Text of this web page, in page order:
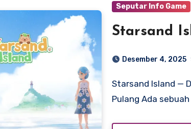
Seputar Info Game
Starsand
Desember 4, 2025
Starsand Island — Di Mana Waktu Melambat, dan Jiwa
Pulang Ada